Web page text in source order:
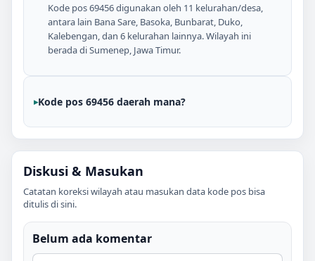
Kode pos 69456 digunakan oleh 11 kelurahan/desa,
antara lain Bana Sare, Basoka, Bunbarat, Duko,
Kalebengan, dan 6 kelurahan lainnya. Wilayah ini
berada di Sumenep, Jawa Timur.
Kode pos 69456 daerah mana?
Diskusi & Masukan
Catatan koreksi wilayah atau masukan data kode pos bisa
ditulis di sini.
Belum ada komentar